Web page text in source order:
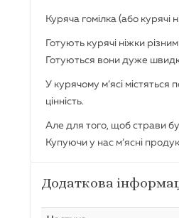
Куряча гомілка (або
Готують курячі ніжки
Готуються вони дуже
У курячому м’ясі містяться
цінність.
Але для того, щоб страви
Купуючи у нас м’ясні
Додаткова